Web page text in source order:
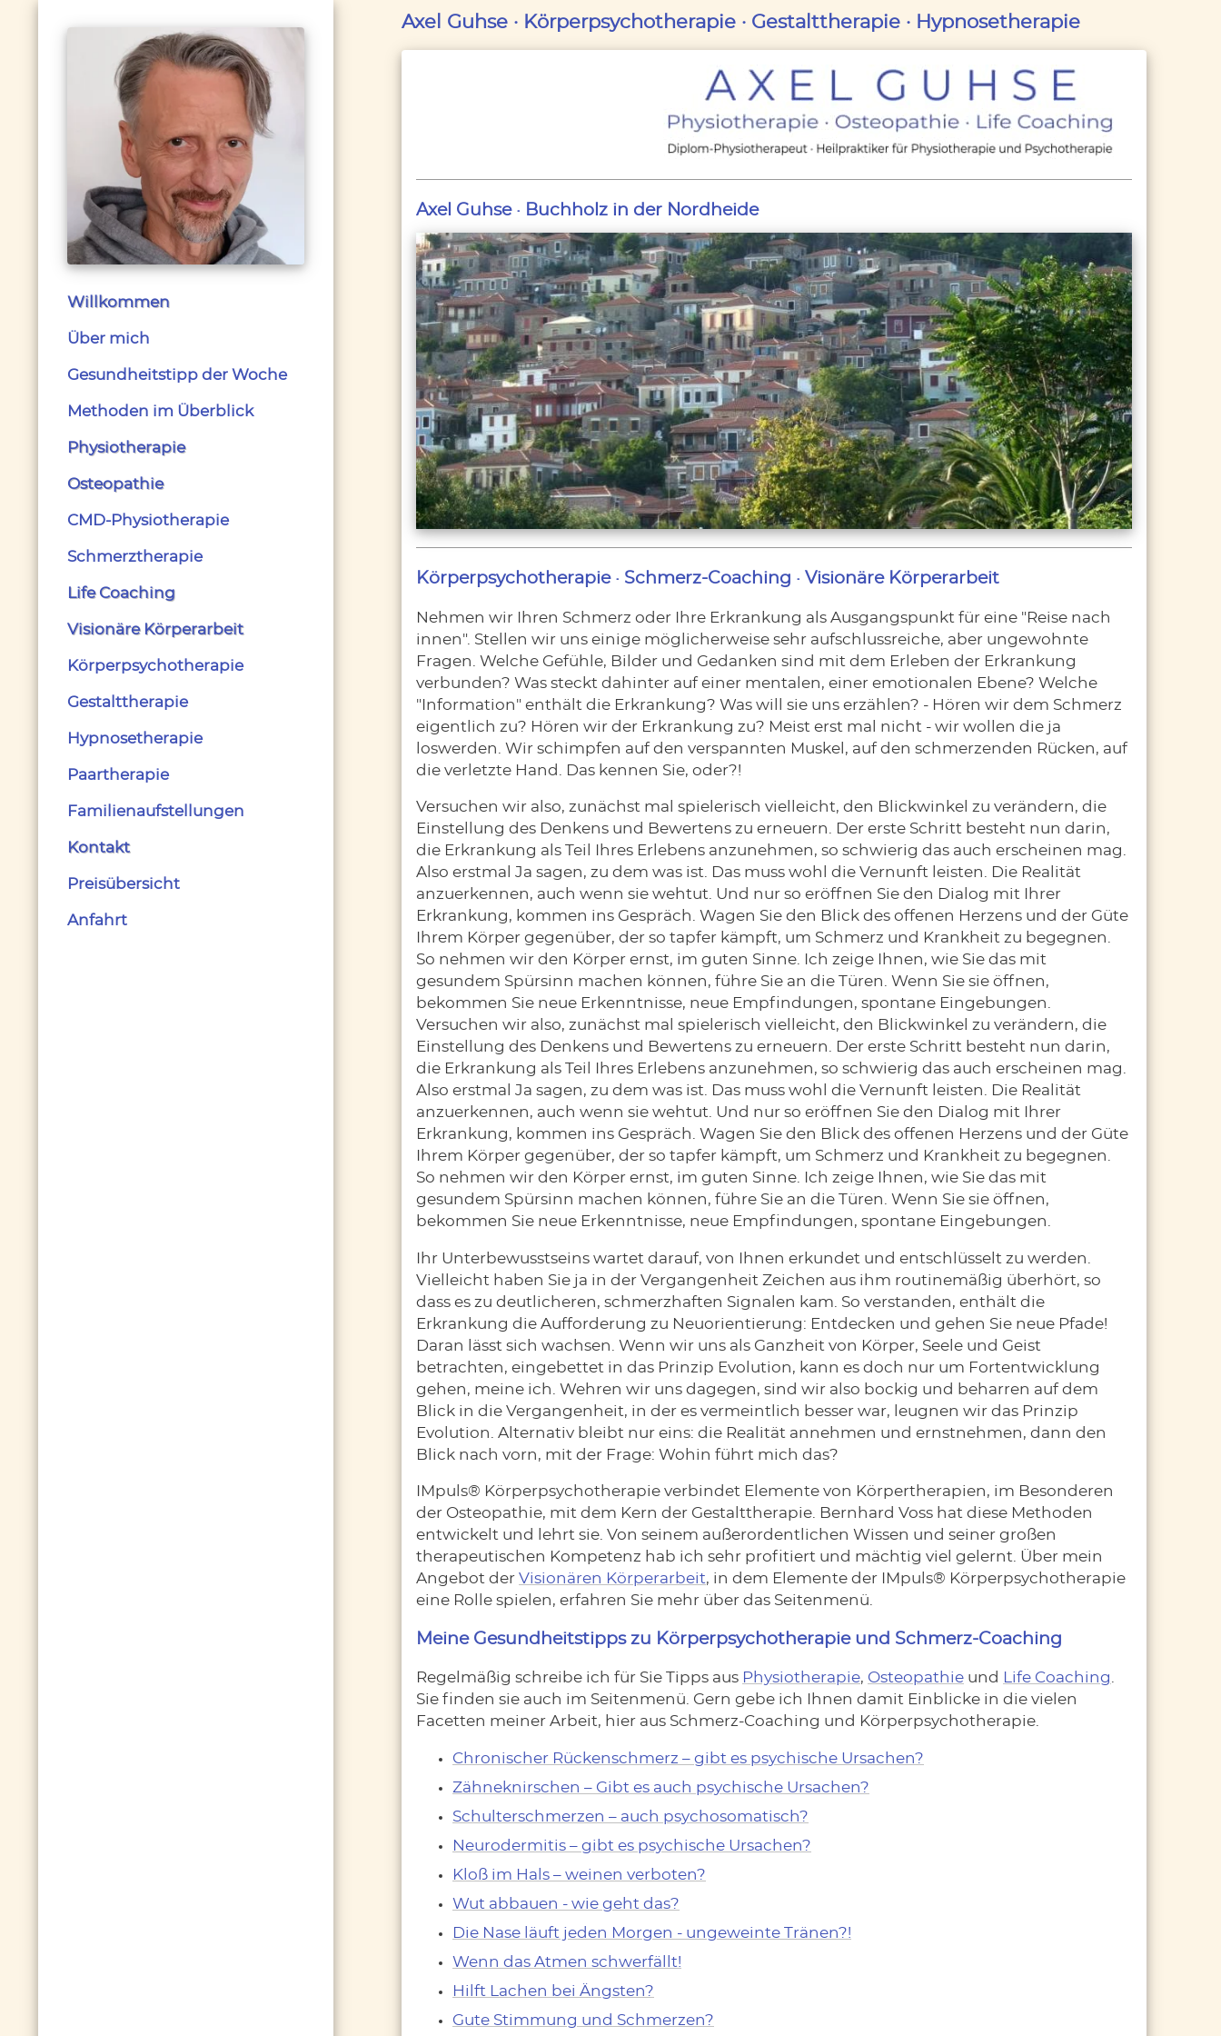
Willkommen
Über mich
Gesundheitstipp der Woche
Methoden im Überblick
Physiotherapie
Osteopathie
CMD-Physiotherapie
Schmerztherapie
Life Coaching
Visionäre Körperarbeit
Körperpsychotherapie
Gestalttherapie
Hypnosetherapie
Paartherapie
Familienaufstellungen
Kontakt
Preisübersicht
Anfahrt
Axel Guhse · Körperpsychotherapie · Gestalttherapie · Hypnosetherapie
Axel Guhse · Buchholz in der Nordheide
Körperpsychotherapie · Schmerz-Coaching · Visionäre Körperarbeit
Nehmen wir Ihren Schmerz oder Ihre Erkrankung als Ausgangspunkt für eine "Reise nach
innen". Stellen wir uns einige möglicherweise sehr aufschlussreiche, aber ungewohnte
Fragen. Welche Gefühle, Bilder und Gedanken sind mit dem Erleben der Erkrankung
verbunden? Was steckt dahinter auf einer mentalen, einer emotionalen Ebene? Welche
"Information" enthält die Erkrankung? Was will sie uns erzählen? - Hören wir dem Schmerz
eigentlich zu? Hören wir der Erkrankung zu? Meist erst mal nicht - wir wollen die ja
loswerden. Wir schimpfen auf den verspannten Muskel, auf den schmerzenden Rücken, auf
die verletzte Hand. Das kennen Sie, oder?!
Versuchen wir also, zunächst mal spielerisch vielleicht, den Blickwinkel zu verändern, die
Einstellung des Denkens und Bewertens zu erneuern. Der erste Schritt besteht nun darin,
die Erkrankung als Teil Ihres Erlebens anzunehmen, so schwierig das auch erscheinen mag.
Also erstmal Ja sagen, zu dem was ist. Das muss wohl die Vernunft leisten. Die Realität
anzuerkennen, auch wenn sie wehtut. Und nur so eröffnen Sie den Dialog mit Ihrer
Erkrankung, kommen ins Gespräch. Wagen Sie den Blick des offenen Herzens und der Güte
Ihrem Körper gegenüber, der so tapfer kämpft, um Schmerz und Krankheit zu begegnen.
So nehmen wir den Körper ernst, im guten Sinne. Ich zeige Ihnen, wie Sie das mit
gesundem Spürsinn machen können, führe Sie an die Türen. Wenn Sie sie öffnen,
bekommen Sie neue Erkenntnisse, neue Empfindungen, spontane Eingebungen.
Versuchen wir also, zunächst mal spielerisch vielleicht, den Blickwinkel zu verändern, die
Einstellung des Denkens und Bewertens zu erneuern. Der erste Schritt besteht nun darin,
die Erkrankung als Teil Ihres Erlebens anzunehmen, so schwierig das auch erscheinen mag.
Also erstmal Ja sagen, zu dem was ist. Das muss wohl die Vernunft leisten. Die Realität
anzuerkennen, auch wenn sie wehtut. Und nur so eröffnen Sie den Dialog mit Ihrer
Erkrankung, kommen ins Gespräch. Wagen Sie den Blick des offenen Herzens und der Güte
Ihrem Körper gegenüber, der so tapfer kämpft, um Schmerz und Krankheit zu begegnen.
So nehmen wir den Körper ernst, im guten Sinne. Ich zeige Ihnen, wie Sie das mit
gesundem Spürsinn machen können, führe Sie an die Türen. Wenn Sie sie öffnen,
bekommen Sie neue Erkenntnisse, neue Empfindungen, spontane Eingebungen.
Ihr Unterbewusstseins wartet darauf, von Ihnen erkundet und entschlüsselt zu werden.
Vielleicht haben Sie ja in der Vergangenheit Zeichen aus ihm routinemäßig überhört, so
dass es zu deutlicheren, schmerzhaften Signalen kam. So verstanden, enthält die
Erkrankung die Aufforderung zu Neuorientierung: Entdecken und gehen Sie neue Pfade!
Daran lässt sich wachsen. Wenn wir uns als Ganzheit von Körper, Seele und Geist
betrachten, eingebettet in das Prinzip Evolution, kann es doch nur um Fortentwicklung
gehen, meine ich. Wehren wir uns dagegen, sind wir also bockig und beharren auf dem
Blick in die Vergangenheit, in der es vermeintlich besser war, leugnen wir das Prinzip
Evolution. Alternativ bleibt nur eins: die Realität annehmen und ernstnehmen, dann den
Blick nach vorn, mit der Frage: Wohin führt mich das?
IMpuls® Körperpsychotherapie verbindet Elemente von Körpertherapien, im Besonderen
der Osteopathie, mit dem Kern der Gestalttherapie. Bernhard Voss hat diese Methoden
entwickelt und lehrt sie. Von seinem außerordentlichen Wissen und seiner großen
therapeutischen Kompetenz hab ich sehr profitiert und mächtig viel gelernt. Über mein
Angebot der Visionären Körperarbeit, in dem Elemente der IMpuls® Körperpsychotherapie
eine Rolle spielen, erfahren Sie mehr über das Seitenmenü.
Meine Gesundheitstipps zu Körperpsychotherapie und Schmerz-Coaching
Regelmäßig schreibe ich für Sie Tipps aus Physiotherapie, Osteopathie und Life Coaching
Sie finden sie auch im Seitenmenü. Gern gebe ich Ihnen damit Einblicke in die vielen
Facetten meiner Arbeit, hier aus Schmerz-Coaching und Körperpsychotherapie.
Chronischer Rückenschmerz – gibt es psychische Ursachen?
Zähneknirschen – Gibt es auch psychische Ursachen?
Schulterschmerzen – auch psychosomatisch?
Neurodermitis – gibt es psychische Ursachen?
Kloß im Hals – weinen verboten?
Wut abbauen - wie geht das?
Die Nase läuft jeden Morgen - ungeweinte Tränen?!
Wenn das Atmen schwerfällt!
Hilft Lachen bei Ängsten?
Gute Stimmung und Schmerzen?